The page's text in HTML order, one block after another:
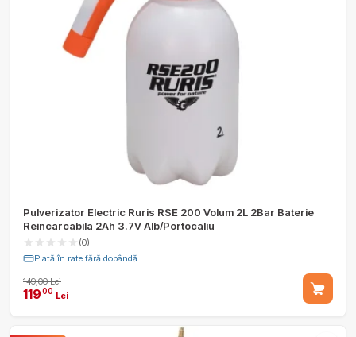
Pulverizator Electric Ruris RSE 200 Volum 2L 2Bar Baterie
Reincarcabila 2Ah 3.7V Alb/Portocaliu
(0)
Plată în rate fără dobândă
149,00 Lei
11900 Lei